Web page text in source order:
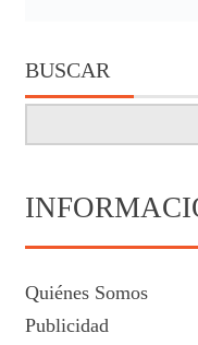
BUSCAR
Quiénes Somos
Publicidad